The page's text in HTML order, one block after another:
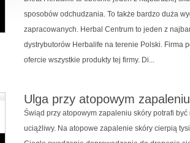
sposobów odchudzania. To także bardzo duża
zapracowanych. Herbal Centrum to jeden z
dystrybutorów Herbalife na terenie Polski. Firma
ofercie wszystkie produkty tej firmy. Di...
Ulga przy atopowym
Świąd przy atopowym zapaleniu skóry potrafi
uciążliwy. Na atopowe zapalenie skóry cierpią